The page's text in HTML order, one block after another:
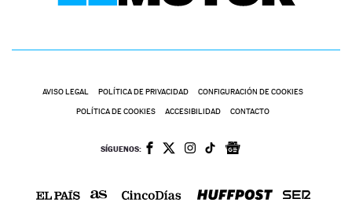
AVISO LEGAL POLÍTICA DE PRIVACIDAD CONFIGURACIÓN DE COOKIES
POLÍTICA DE COOKIES ACCESIBILIDAD CONTACTO
SÍGUENOS: